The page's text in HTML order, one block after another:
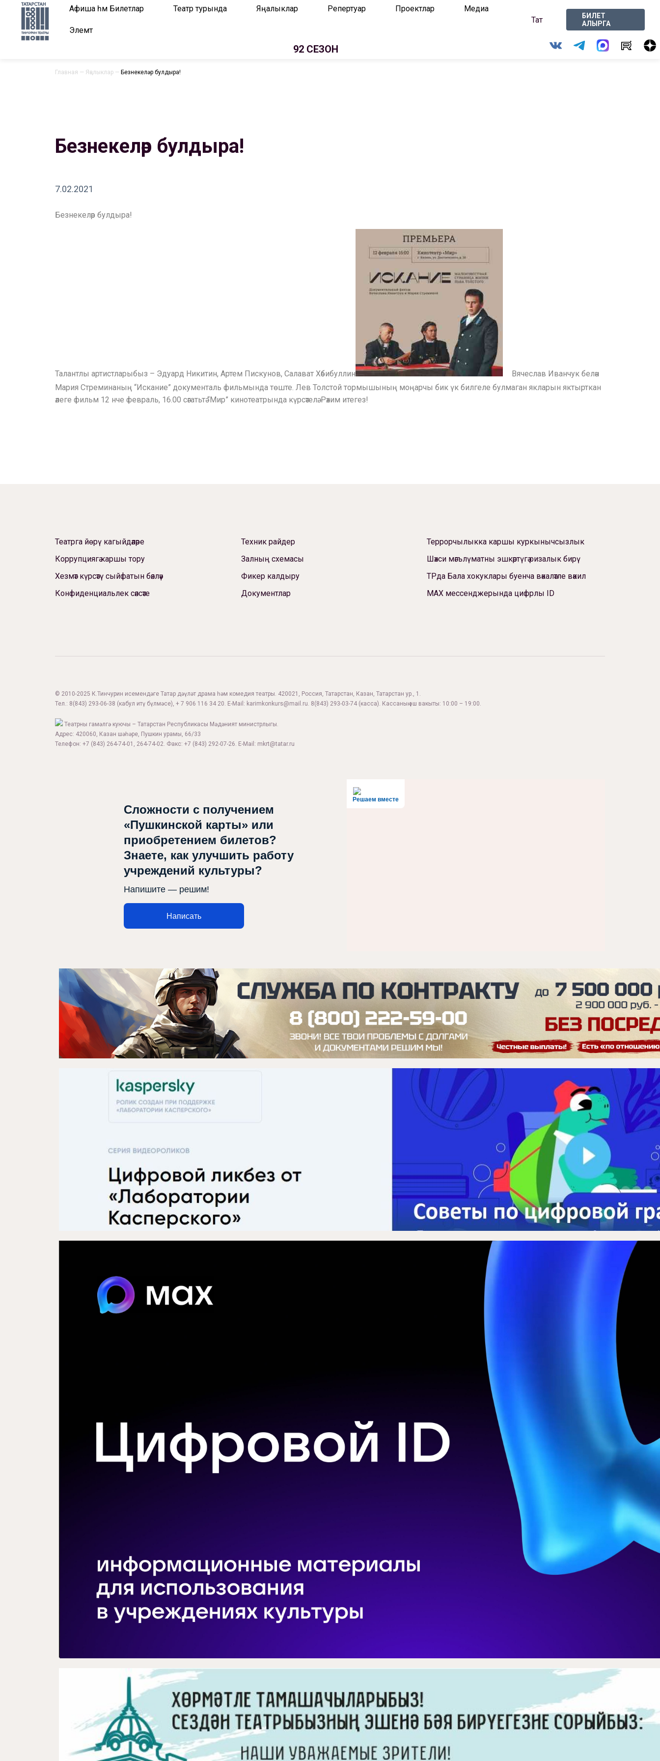
Афиша һәм Билетлар Театр турында Яңалыклар Репертуар Проектлар Медиа
Элемтә
Тат
БИЛЕТ
АЛЫРГА
92 СЕЗОН
Театр турында
Проектлар
Медиа
Элемтә
Главная — Яңалыклар — Безнекеләр булдыра!
Безнекеләр булдыра!
7.02.2021
Безнекеләр булдыра!
Талантлы артистларыбыз – Эдуард Никитин, Артем Пискунов, Салават Хәбибуллин
Вячеслав Иванчук белән
Мария Стреминаның “Искание” документаль фильмында төште. Лев Толстой тормышының моңарчы бик үк билгеле булмаган якларын яктырткан
әлеге фильм 12 нче февраль, 16.00 сәгатьтә “Мир” кинотеатрында күрсәтелә. Рәхим итегез!
Театрга йөрү кагыйдәләре
Коррупциягә каршы тору
Хезмәт күрсәтү сыйфатын бәяләү
Конфиденциальлек сәясәте
Техник райдер
Залның схемасы
Фикер калдыру
Документлар
Террорчылыкка каршы куркынычсызлык
Шәхси мәгълүматны эшкәртүгә ризалык бирү
ТРда Бала хокуклары буенча вәкаләтле вәкил
МАХ мессенджерында цифрлы ID
© 2010-2025 К.Тинчурин исемендәге Татар дәүләт драма һәм комедия театры. 420021, Россия, Татарстан, Казан, Татарстан ур., 1.
Тел.: 8(843) 293-06-38 (кабул итү бүлмәсе), + 7 906 116 34 20. E-Mail: karimkonkurs@mail.ru. 8(843) 293-03-74 (касса). Кассаның эш вакыты: 10:00 – 19:00.
Театрны гамәлгә куючы – Татарстан Республикасы Мәдәният министрлыгы.
Адрес: 420060, Казан шәһәре, Пушкин урамы, 66/33
Телефон: +7 (843) 264-74-01, 264-74-02. Факс: +7 (843) 292-07-26. E-Mail: mkrt@tatar.ru
Решаем вместе
Сложности с получением
«Пушкинской карты» или
приобретением билетов?
Знаете, как улучшить работу
учреждений культуры?
Напишите — решим!
Написать